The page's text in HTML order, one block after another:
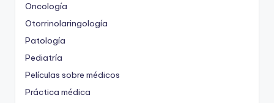
Oncología
Otorrinolaringología
Patología
Pediatría
Películas sobre médicos
Práctica médica